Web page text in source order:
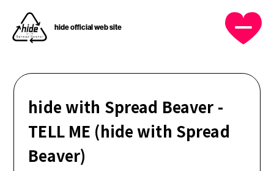
hide official web site
OFFICIAL MENU
HOME
NEWS
PROFILE
hide with Spread Beaver -
TELL ME (hide with Spread
Beaver)